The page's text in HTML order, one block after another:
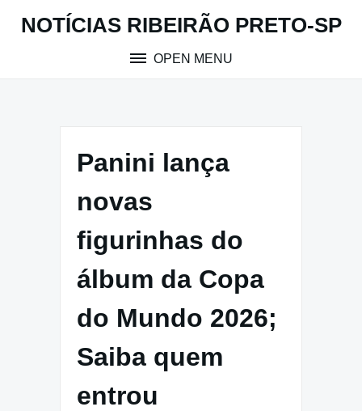
NOTÍCIAS RIBEIRÃO PRETO-SP
OPEN MENU
Panini lança
novas
figurinhas do
álbum da Copa
do Mundo 2026;
Saiba quem
entrou